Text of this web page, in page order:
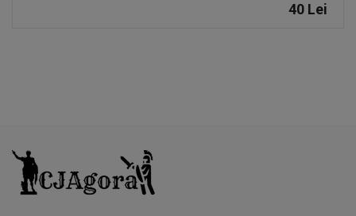
40 Lei